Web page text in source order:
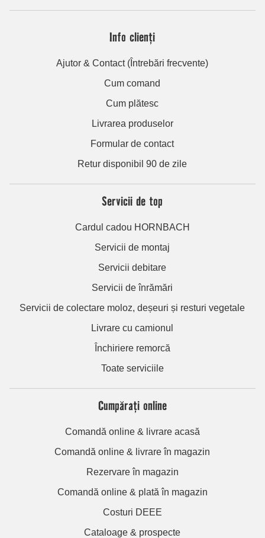
Info clienți
Ajutor & Contact (Întrebări frecvente)
Cum comand
Cum plătesc
Livrarea produselor
Formular de contact
Retur disponibil 90 de zile
Servicii de top
Cardul cadou HORNBACH
Servicii de montaj
Servicii debitare
Servicii de înrămări
Servicii de colectare moloz, deșeuri și resturi vegetale
Livrare cu camionul
Închiriere remorcă
Toate serviciile
Cumpărați online
Comandă online & livrare acasă
Comandă online & livrare în magazin
Rezervare în magazin
Comandă online & plată în magazin
Costuri DEEE
Cataloage & prospecte